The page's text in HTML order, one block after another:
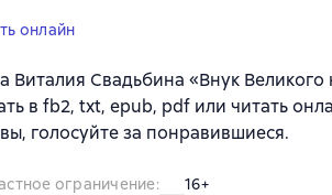
онлайн
Виталия Свадьбина «Внук
в fb2, txt, epub, pdf или читать
голосуйте за понравившиеся.
ограничение:
16+